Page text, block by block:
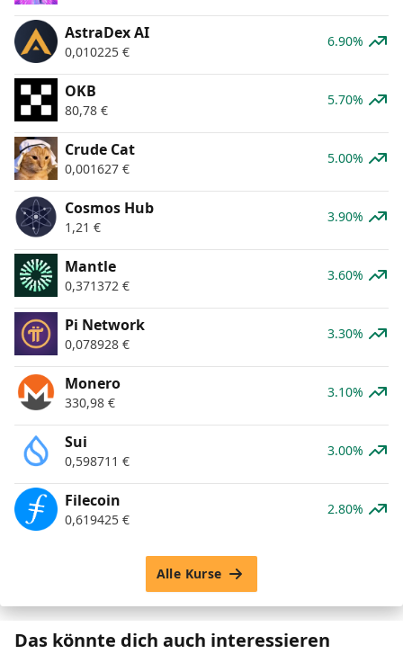
AstraDex AI
0,010225 €
6.90%
OKB
80,78 €
5.70%
Crude Cat
0,001627 €
5.00%
Cosmos Hub
1,21 €
3.90%
Mantle
0,371372 €
3.60%
Pi Network
0,078928 €
3.30%
Monero
330,98 €
3.10%
Sui
0,598711 €
3.00%
Filecoin
0,619425 €
2.80%
Alle Kurse
Das könnte dich auch interessieren